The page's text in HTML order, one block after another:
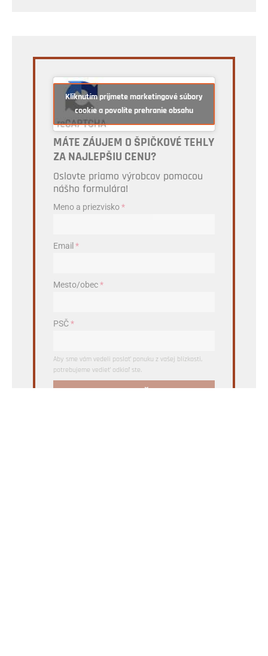
Kliknutím prijmete marketingové súbory
cookie a povolíte prehranie obsahu
MÁTE ZÁUJEM O ŠPIČKOVÉ TEHLY
ZA NAJLEPŠIU CENU?
Oslovte priamo výrobcov pomocou
nášho formulára!
Meno a priezvisko*
Email *
Mesto/obec*
PSČ*
Aby sme vám vedeli poslať ponuku z vašej blízkosti,
potrebujeme vedieť odkiaľ ste.